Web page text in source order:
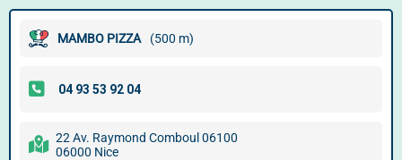
MAMBO PIZZA (500 m)
22 Av. Raymond Comboul 06100
06000 Nice